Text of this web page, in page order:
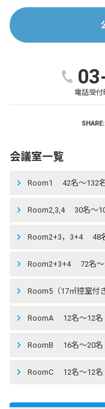
電話受付
SHARE:
会議室一覧
Room1 42名〜132名
Room2,3,4 30名〜
Room2+3，3+4 48
Room2+3+4 72名〜
Room5（17㎡控室付
RoomA 12名〜12名
RoomB 16名〜20名
RoomC 12名〜12名